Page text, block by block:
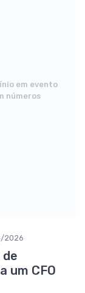
em evento
números
2026
um CFO